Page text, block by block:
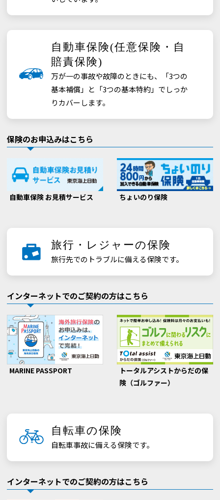
等
ン
手
続
可。
◇
自動車保険(任意保険・自
賠責保険)
万が一の事故や故障のときにも、「3つの
基本補償」と「3つの基本特約」でしっか
りカバーします。
保険のお申込みはこちら
自動車保険 お見積サービス ちょいのり保険
旅行・レジャーの保険
旅行先でのトラブルに備える保険です。
インターネットでのご契約の方はこちら
MARINE PASSPORT
トータルアシストからだの保
険（ゴルファー）
自転車の保険
自転車事故に備える保険です。
インターネットでのご契約の方はこちら